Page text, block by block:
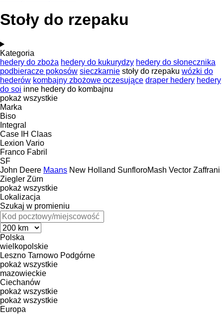
Stoły do rzepaku
Kategoria
hedery do zboża hedery do kukurydzy hedery do słonecznika
podbieracze pokosów sieczkarnie stoły do rzepaku wózki do
hederów kombajny zbożowe oczesujące draper hedery hedery
do soi inne hedery do kombajnu
pokaż wszystkie
Marka
Biso
Integral
Case IH Claas
Lexion Vario
Franco Fabril
SF
John Deere Maans New Holland SunfloroMash Vector Zaffrani
Ziegler Zürn
pokaż wszystkie
Lokalizacja
Szukaj w promieniu
Polska
wielkopolskie
Leszno Tarnowo Podgórne
pokaż wszystkie
mazowieckie
Ciechanów
pokaż wszystkie
pokaż wszystkie
Europa